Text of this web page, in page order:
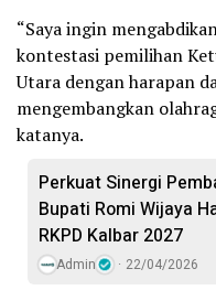
“Saya ingin
kontestasi pemilihan
Utara dengan harapan
mengembangkan
katanya.
Perkuat Sinergi
Bupati Romi Wijaya
RKPD Kalbar 2027
Admin 22/04/2026